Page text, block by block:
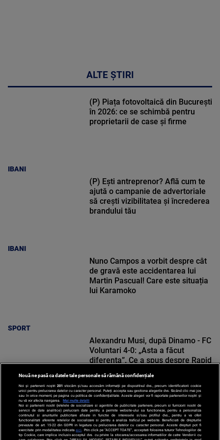
ALTE ȘTIRI
IBANI
(P) Piața fotovoltaică din București
în 2026: ce se schimbă pentru
proprietarii de case și firme
IBANI
(P) Ești antreprenor? Află cum te
ajută o campanie de advertoriale
să crești vizibilitatea și încrederea
brandului tău
SPORT
Nuno Campos a vorbit despre cât
de gravă este accidentarea lui
Martin Pascual! Care este situația
lui Karamoko
SPORT
Alexandru Musi, după Dinamo - FC
Voluntari 4-0: „Asta a făcut
diferența”. Ce a spus despre Rapid
Nouă ne pasă ca datele tale personale să rămână confidențiale
Noi și partenerii noștri 201 stocăm și/sau accesăm informații pe dispozitivul dvs., precum identificatorii cookie
unici pentru prelucrarea datelor cu caracter personal. Puteți accepta sau gestiona alegerile dvs. făcând clic mai jos
sau în orice moment, pe pagina cu politica de confidențialitate. Aceste alegeri vor fi raportate partenerilor noștri și
nu vă vor afecta navigarea.
Mai multe detalii
Noi si partenerii nostri (retelele de socializare si agentiile de publicitate partenere, precum si furnizorii nostri de
servicii de date analitice) prelucram date pentru a permite website-ului sa functioneze, pentru a personaliza
continutul si anunturile publicitare afisate in functie de interesele si/sau profilul dvs., pentru a va oferi
functionalitati aferente retelelor de socializare si pentru a analiza traficul pe website. Beneficiati de drepturile
prevazute de art. 15-22 din GDPR in legatura cu prelucrarea datelor cu caracter personal. Aceste drepturi pot fi
exercitate prin modalitatea indicataaici . Prin click pe “ACCEPT TOATE”, acceptati folosirea tuturor Tehnologiilor de
tip Cookie, care implica inclusiv acceptul dvs. cu privire la stocarea/accesarea informatiilor de catre Vendor-ii cu